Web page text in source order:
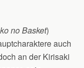
no Basket)
auch
an der Kirisaki